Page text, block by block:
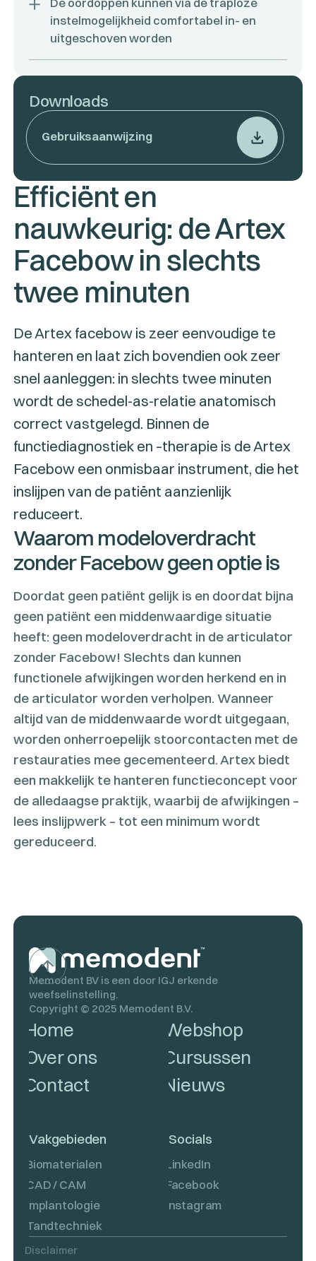
Efficiënt en
nauwkeurig: de Artex
Facebow in slechts
twee minuten
De Artex facebow is zeer eenvoudige te
hanteren en laat zich bovendien ook zeer
snel aanleggen: in slechts twee minuten
wordt de schedel-as-relatie anatomisch
correct vastgelegd. Binnen de
functiediagnostiek en –therapie is de Artex
Facebow een onmisbaar instrument, die het
inslijpen van de patiënt aanzienlijk
reduceert.
Waarom modeloverdracht
zonder Facebow geen optie is
Doordat geen patiënt gelijk is en doordat bijna
geen patiënt een middenwaardige situatie
heeft: geen modeloverdracht in de articulator
zonder Facebow! Slechts dan kunnen
functionele afwijkingen worden herkend en in
de articulator worden verholpen. Wanneer
altijd van de middenwaarde wordt uitgegaan,
worden onherroepelijk stoorcontacten met de
restauraties mee gecementeerd. Artex biedt
een makkelijk te hanteren functieconcept voor
de alledaagse praktijk, waarbij de afwijkingen –
lees inslijpwerk – tot een minimum wordt
gereduceerd.
instelmogelijkheid comfortabel in- en
uitgeschoven worden
Downloads
Gebruiksaanwijzing
Memodent BV is een door IGJ erkende
weefselinstelling.
Copyright © 2025 Memodent B.V.
Home
Over ons
Contact
Webshop
Cursussen
Nieuws
Vakgebieden
Biomaterialen
CAD / CAM
Implantologie
Tandtechniek
Socials
LinkedIn
Facebook
Instagram
Disclaimer